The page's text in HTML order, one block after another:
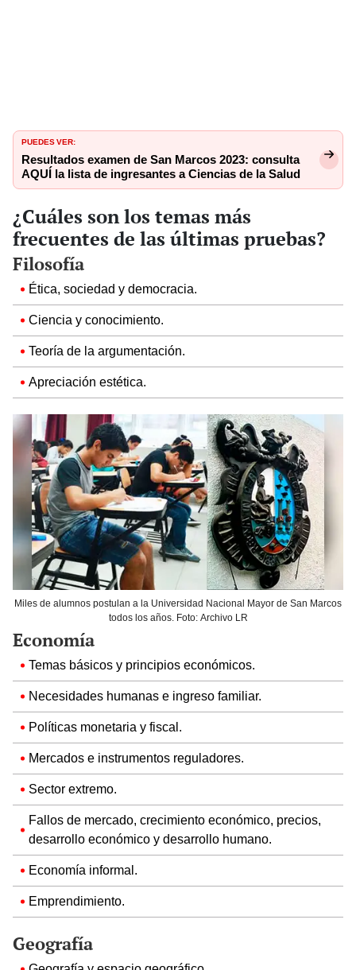
PUEDES VER:
Resultados examen de San Marcos 2023: consulta
AQUÍ la lista de ingresantes a Ciencias de la Salud
¿Cuáles son los temas más
frecuentes de las últimas pruebas?
Filosofía
Ética, sociedad y democracia.
Ciencia y conocimiento.
Teoría de la argumentación.
Apreciación estética.
Miles de alumnos postulan a la Universidad Nacional Mayor de San Marcos
todos los años. Foto: Archivo LR
Economía
Temas básicos y principios económicos.
Necesidades humanas e ingreso familiar.
Políticas monetaria y fiscal.
Mercados e instrumentos reguladores.
Sector extremo.
Fallos de mercado, crecimiento económico, precios,
desarrollo económico y desarrollo humano.
Economía informal.
Emprendimiento.
Geografía